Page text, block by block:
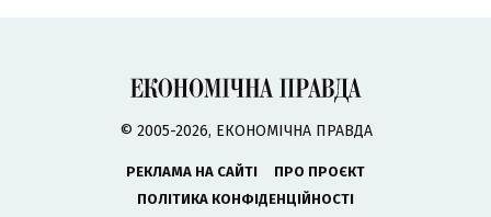
© 2005-2026, ЕКОНОМІЧНА ПРАВДА
РЕКЛАМА НА САЙТІ
ПРО ПРОЄКТ
ПОЛІТИКА КОНФІДЕНЦІЙНОСТІ